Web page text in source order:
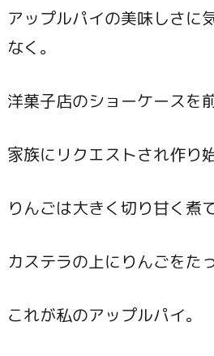
アップルパイの美味しさに
なく。
洋菓子店のショーケースを
家族にリクエストされ作り
りんごは大きく切り甘く煮
カステラの上にりんごをた
これが私のアップルパイ。